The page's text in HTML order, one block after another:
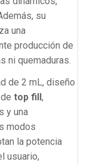
su
una
producción de
ni quemaduras.
de 2 mL, diseño
top fill ,
y una
modos
la potencia
usuario,